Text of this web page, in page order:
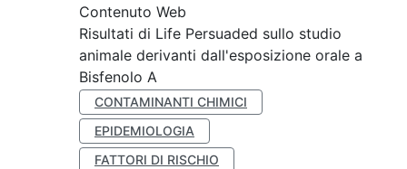
Contenuto Web
Risultati di Life Persuaded sullo studio
animale derivanti dall'esposizione orale a
Bisfenolo A
CONTAMINANTI CHIMICI
EPIDEMIOLOGIA
FATTORI DI RISCHIO